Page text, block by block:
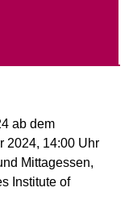
ab dem
2024, 14:00 Uhr
Mittagessen,
Institute of